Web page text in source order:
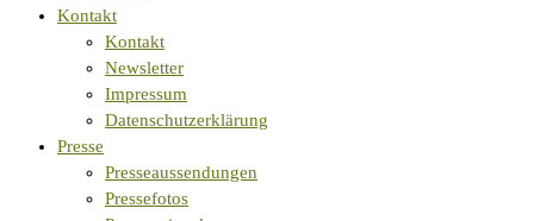
Kontakt
Kontakt
Newsletter
Impressum
Datenschutzerklärung
Presse
Presseaussendungen
Pressefotos